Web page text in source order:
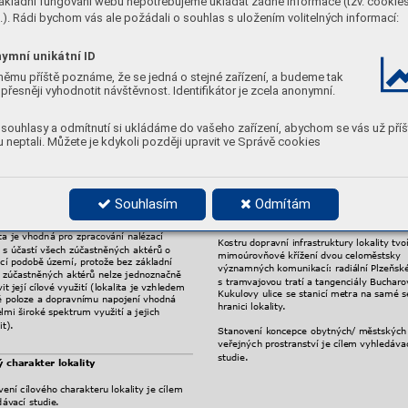
Rádi bychom vás ale požádali o souhlas s uložením volitelných informací:
unikátní ID
příště poznáme, že se jedná o stejné zařízení, a budeme tak
vyhodnotit návštěvnost. Identifikátor je zcela anonymní.
a odmítnutí si ukládáme do vašeho zařízení, abychom se vás už
neptali. Můžete je kdykoli později upravit ve Správě cookies
Souhlasím Odmítám
ČR (Ministerstvo obrany, Zemědělská
vinářská inspekce, Ústřední kontrolní a
využití lokality má char
průmyslové zón , které plně
potenciálu území. Jeho výborné
vní dostupnosti veřejnou hromadnou,
vou, pozici v bezprostřední blízkosti
významného (fakultního a
zdravotnického zařízení a velmi
, jakož i pro realizaci
je vhodná pro zpracování nalézací
s účastí všech zúčastněných aktérů o
podobě území, protože bez základní
zúčastněných aktérů nelze jednoznačně
její cílové využití (lokalita je vzhledem
poloze a dopravnímu napojení vhodná
široké spektrum využití a jejich
charakter lokality
cílového charakteru lokality je cílem
studie.
Stanovení významu lokality ve městě je
Stanovení základní koncepce lokality je
lokality Motolské nemocnice (tj. jako
rozvoj ubytovacích, konferenčních,
Koncepce urbánních
a dopravní infrastruktury
Kostru dopravní infrastruktury lokality
mimoúrovňové křížení dvou celoměstsky
významných komunikací: radiální
s tramvajovou tratí a tangenciály
Kukulovy ulice se stanicí metra na samé
hranici lokality.
Stanovení koncepce obytných/ městských
veřejných prostranství je cílem
studie.